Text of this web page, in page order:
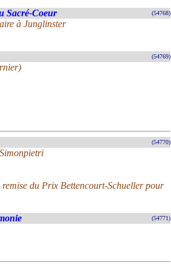
Sacré-Coeur (54768)
à Junglinster
(54769)
(54770)
du Prix Bettencourt-Schueller pour
(54771)